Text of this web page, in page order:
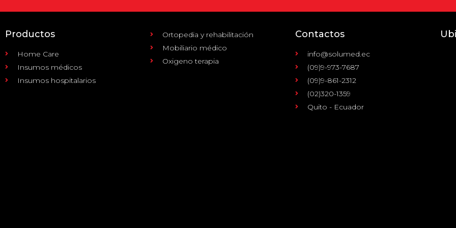
Productos
Home Care
Insumos médicos
Insumos hospitalarios
Ortopedia y rehabilitación
Mobiliario médico
Oxigeno terapia
Contactos
info@solumed.ec
(09)9-973-7687
(09)9-861-2312
(02)320-1359
Quito - Ecuador